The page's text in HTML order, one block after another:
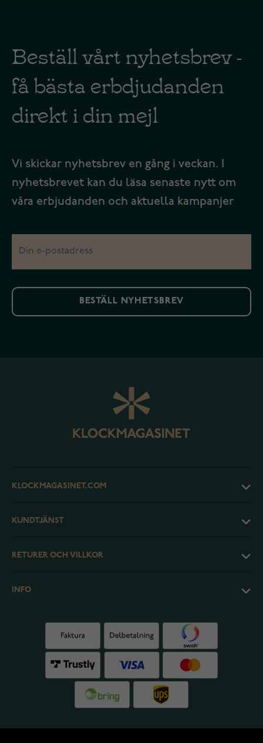
Beställ vårt nyhetsbrev -
få bästa erbdjudanden
direkt i din mejl
Vi skickar nyhetsbrev en gång i veckan. I
nyhetsbrevet kan du läsa senaste nytt om
våra erbjudanden och aktuella kampanjer
BESTÄLL NYHETSBREV
KLOCKMAGASINET.COM
KUNDTJÄNST
RETURER OCH VILLKOR
INFO